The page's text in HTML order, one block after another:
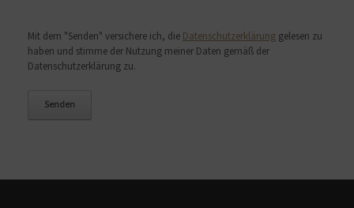
Mit dem "Senden" versichere ich, die Datenschutzerklärung gelesen zu
haben und stimme der Nutzung meiner Daten gemäß der
Datenschutzerklärung zu.